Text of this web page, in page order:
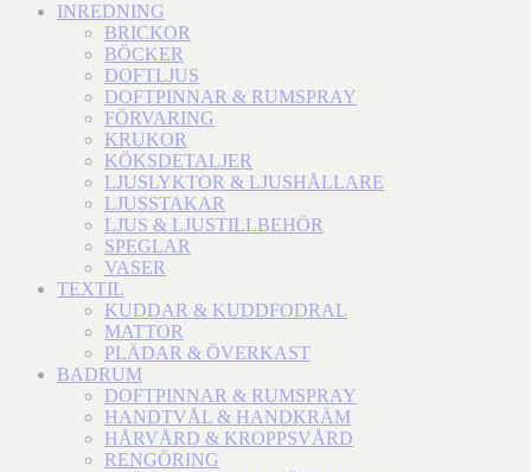
INREDNING
BRICKOR
BÖCKER
DOFTLJUS
DOFTPINNAR & RUMSPRAY
FÖRVARING
KRUKOR
KÖKSDETALJER
LJUSLYKTOR & LJUSHÅLLARE
LJUSSTAKAR
LJUS & LJUSTILLBEHÖR
SPEGLAR
VASER
TEXTIL
KUDDAR & KUDDFODRAL
MATTOR
PLÄDAR & ÖVERKAST
BADRUM
DOFTPINNAR & RUMSPRAY
HANDTVÅL & HANDKRÄM
HÅRVÅRD & KROPPSVÅRD
RENGÖRING